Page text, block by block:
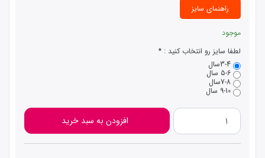
راهنمای سایز
موجود
لطفا سایز رو انتخاب کنید :
3-4سال
5-6 سال
7-8سال
9-10 سال
افزودن به سبد خرید